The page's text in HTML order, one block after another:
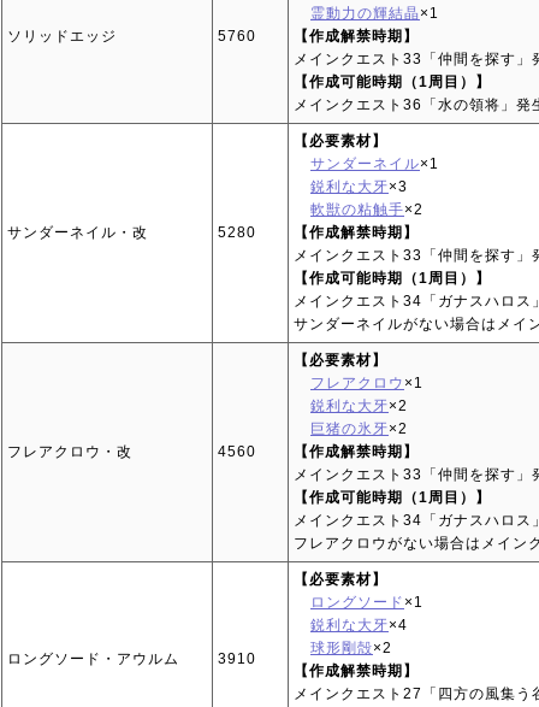
ソリッドエッジ 5760
霊動力の輝結晶 ×1
【作成解禁時期】
メインクエスト33「仲間を探す」
【作成可能時期（1周目）】
メインクエスト36「水の領将」発
サンダーネイル・改 5280
【必要素材】
サンダーネイル×1
鋭利な大牙×3
軟獣の粘触手×2
【作成解禁時期】
メインクエスト33「仲間を探す」
【作成可能時期（1周目）】
メインクエスト34「ガナスハロス
サンダーネイルがない場合はメイ
フレアクロウ・改 4560
【必要素材】
フレアクロウ ×1
鋭利な大牙×2
巨猪の氷牙×2
【作成解禁時期】
メインクエスト33「仲間を探す」
【作成可能時期（1周目）】
メインクエスト34「ガナスハロス
フレアクロウがない場合はメイン
ロングソード・アウルム 3910
【必要素材】
ロングソード ×1
鋭利な大牙×4
球形剛殻×2
【作成解禁時期】
メインクエスト27「四方の風集う